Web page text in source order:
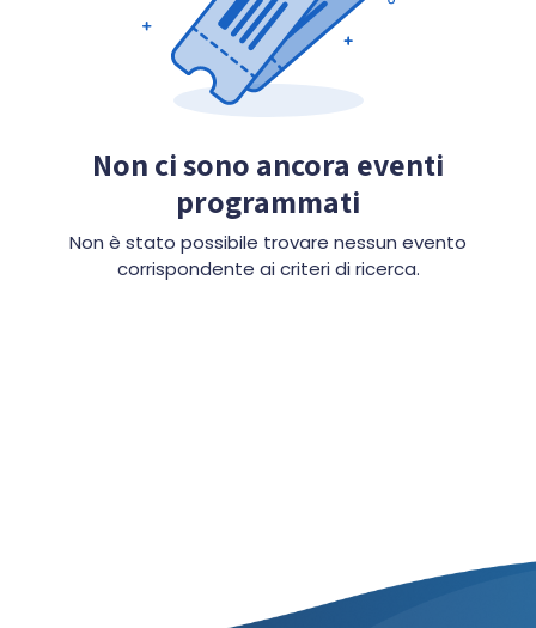
Non ci sono ancora eventi
programmati
Non è stato possibile trovare nessun evento
corrispondente ai criteri di ricerca.